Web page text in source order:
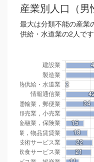
産業別人口（男
最大は分類不能の産業
供給・水道業の2人です